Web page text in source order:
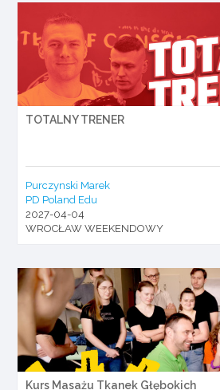
TOTALNY TRENER
Purczynski Marek
PD Poland Edu
2027-04-04
WROCŁAW WEEKENDOWY
Kurs Masażu Tkanek Głębokich